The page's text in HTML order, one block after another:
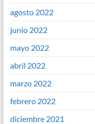
agosto 2022
junio 2022
mayo 2022
abril 2022
marzo 2022
febrero 2022
diciembre 2021